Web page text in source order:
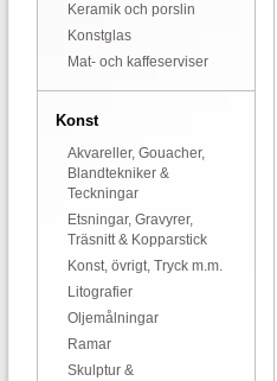
Keramik och porslin
Konstglas
Mat- och kaffeserviser
Konst
Akvareller, Gouacher,
Blandtekniker &
Teckningar
Etsningar, Gravyrer,
Träsnitt & Kopparstick
Konst, övrigt, Tryck m.m.
Litografier
Oljemålningar
Ramar
Skulptur &